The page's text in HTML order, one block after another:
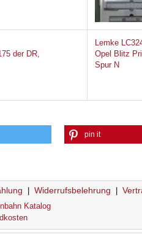
der DR,
Lemke
Opel Blitz
Spur N
pin it
Widerrufsbelehrung
Katalog